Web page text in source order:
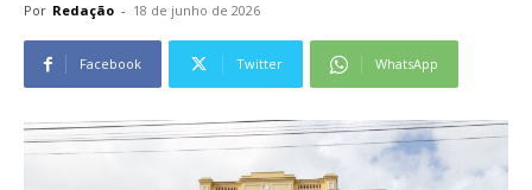
Por Redação - 18 de junho de 2026
Facebook Twitter WhatsApp